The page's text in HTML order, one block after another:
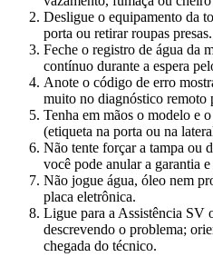
Desligue o equipamento da
porta ou retirar roupas presas.
Feche o registro de água da
contínuo durante a espera
Anote o código de erro
muito no diagnóstico remoto
Tenha em mãos o modelo e
(etiqueta na porta ou na
Não tente forçar a tampa ou
você pode anular a garantia
Não jogue água, óleo nem
placa eletrônica.
Ligue para a Assistência SV
descrevendo o problema;
chegada do técnico.